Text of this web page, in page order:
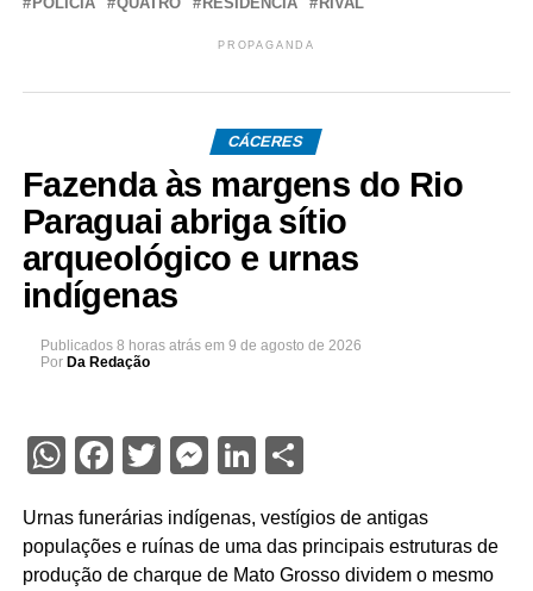
PROPAGANDA
CÁCERES
Fazenda às margens do Rio
Paraguai abriga sítio
arqueológico e urnas
indígenas
Publicados 8 horas atrás em 9 de agosto de 2026
Por Da Redação
WhatsApp
Facebook
Twitter
Messenger
LinkedIn
Share
Urnas funerárias indígenas, vestígios de antigas
populações e ruínas de uma das principais estruturas de
produção de charque de Mato Grosso dividem o mesmo